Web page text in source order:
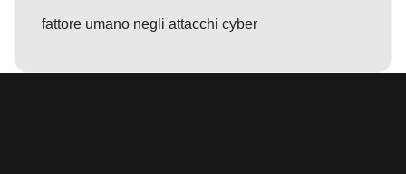
fattore umano negli attacchi cyber